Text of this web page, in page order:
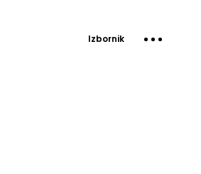
Izbornik